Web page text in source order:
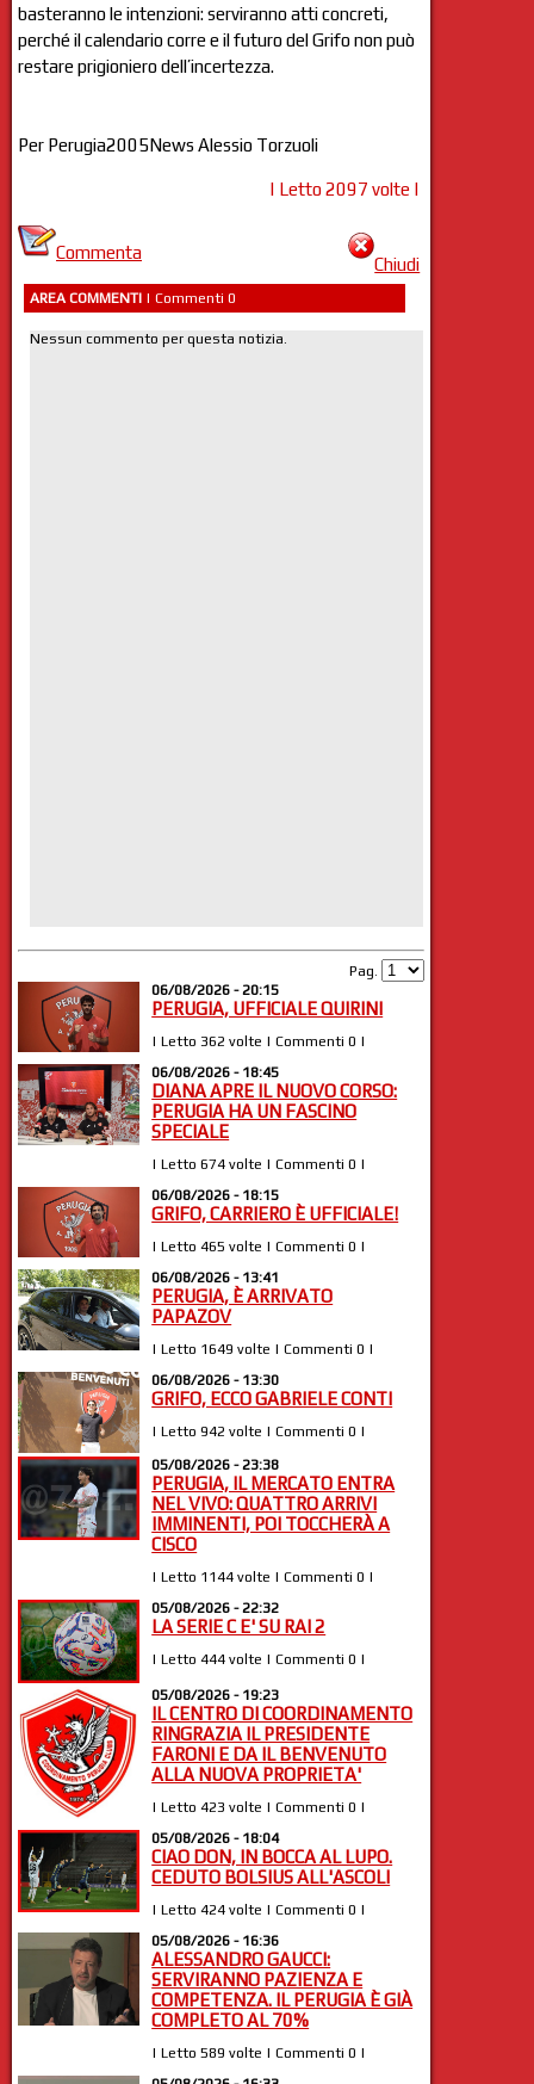
basteranno le intenzioni: serviranno atti concreti,
perché il calendario corre e il futuro del Grifo non può
restare prigioniero dell’incertezza.
Per Perugia2005News Alessio Torzuoli
| Letto 2097 volte |
Chiudi
Commenta
AREA COMMENTI | Commenti 0
Pag.
06/08/2026 - 20:15
PERUGIA, UFFICIALE QUIRINI
| Letto 362 volte | Commenti 0 |
06/08/2026 - 18:45
DIANA APRE IL NUOVO CORSO:
PERUGIA HA UN FASCINO
SPECIALE
| Letto 674 volte | Commenti 0 |
06/08/2026 - 18:15
GRIFO, CARRIERO È UFFICIALE!
| Letto 465 volte | Commenti 0 |
06/08/2026 - 13:41
PERUGIA, È ARRIVATO
PAPAZOV
| Letto 1649 volte | Commenti 0 |
06/08/2026 - 13:30
GRIFO, ECCO GABRIELE CONTI
| Letto 942 volte | Commenti 0 |
05/08/2026 - 23:38
PERUGIA, IL MERCATO ENTRA
NEL VIVO: QUATTRO ARRIVI
IMMINENTI, POI TOCCHERÀ A
CISCO
| Letto 1144 volte | Commenti 0 |
05/08/2026 - 22:32
LA SERIE C E' SU RAI 2
| Letto 444 volte | Commenti 0 |
05/08/2026 - 19:23
IL CENTRO DI COORDINAMENTO
RINGRAZIA IL PRESIDENTE
FARONI E DA IL BENVENUTO
ALLA NUOVA PROPRIETA'
| Letto 423 volte | Commenti 0 |
05/08/2026 - 18:04
CIAO DON, IN BOCCA AL LUPO.
CEDUTO BOLSIUS ALL'ASCOLI
| Letto 424 volte | Commenti 0 |
05/08/2026 - 16:36
ALESSANDRO GAUCCI:
SERVIRANNO PAZIENZA E
COMPETENZA. IL PERUGIA È GIÀ
COMPLETO AL 70%
| Letto 589 volte | Commenti 0 |